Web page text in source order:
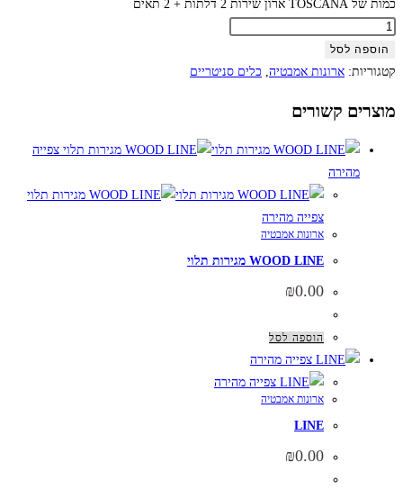
כמות של TOSCANA ארון שירות 2 דלתות + 2 תאים
הוספה לסל
קטגוריות: ארונות אמבטיה, כלים סניטריים
מוצרים קשורים
צפייה
מהירה
צפייה מהירה
ארונות אמבטיה
WOOD LINE מגירות תלוי
₪0.00
הוספה לסל
צפייה מהירה
צפייה מהירה
ארונות אמבטיה
LINE
₪0.00